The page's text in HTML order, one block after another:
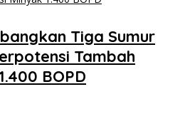
Tiga Sumur
Tambah
BOPD